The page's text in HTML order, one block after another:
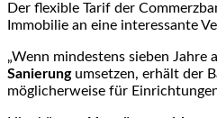
Der flexible Tarif der
Immobilie an eine interessante
„Wenn mindestens sieben
Sanierungumsetzen, erhält der
möglicherweise für